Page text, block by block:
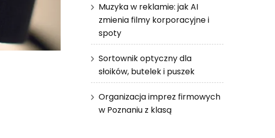
Muzyka w reklamie: jak AI
zmienia filmy korporacyjne i
spoty
Sortownik optyczny dla
słoików, butelek i puszek
Organizacja imprez firmowych
w Poznaniu z klasą